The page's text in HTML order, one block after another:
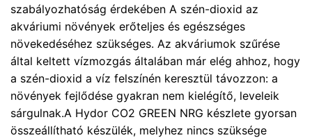
szabályozhatóság érdekében A szén-dioxid az
akváriumi növények erőteljes és egészséges
növekedéséhez szükséges. Az akváriumok szűrése
által keltett vízmozgás általában már elég ahhoz, hogy
a szén-dioxid a víz felszínén keresztül távozzon: a
növények fejlődése gyakran nem kielégítő, leveleik
sárgulnak.A Hydor CO2 GREEN NRG készlete gyorsan
összeállítható készülék, melyhez nincs szüksége